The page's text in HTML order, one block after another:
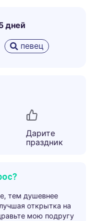
дней
певец
Дарите
праздник
тем душевнее
открытка на
мою подругу